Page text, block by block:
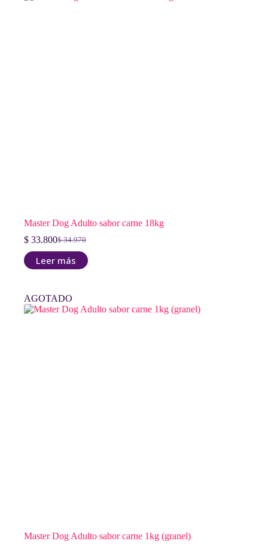
Master Dog Adulto sabor carne 18kg
$34.970
El
precio
original
$ 33.800El
precio
actual
Leer más
AGOTADO
Master Dog Adulto sabor carne 1kg (granel)